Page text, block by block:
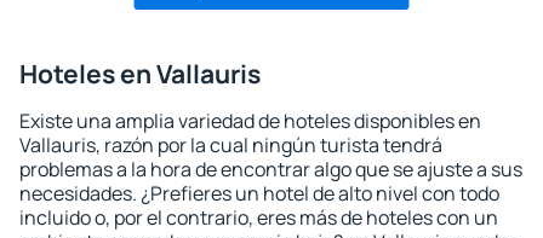
Hoteles en Vallauris
Existe una amplia variedad de hoteles disponibles en
Vallauris, razón por la cual ningún turista tendrá
problemas a la hora de encontrar algo que se ajuste a sus
necesidades. ¿Prefieres un hotel de alto nivel con todo
incluido o, por el contrario, eres más de hoteles con un